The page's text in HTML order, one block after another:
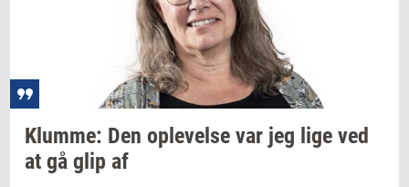
Klum­me: Den op­le­vel­se var jeg lige ved
at gå glip af